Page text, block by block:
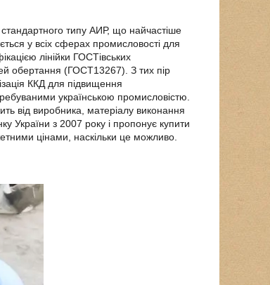
типу АИР, що найчастіше
у всіх сферах промисловості для
лінійки ГОСТівських
обертання (ГОСТ13267). З тих пір
ККД для підвищення
українською промисловістю.
від виробника, матеріалу виконання
України з 2007 року і пропонує купити
цінами, наскільки це можливо.